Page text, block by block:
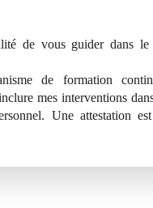
de vous guider dans
de formation
mes interventions
Une attestation